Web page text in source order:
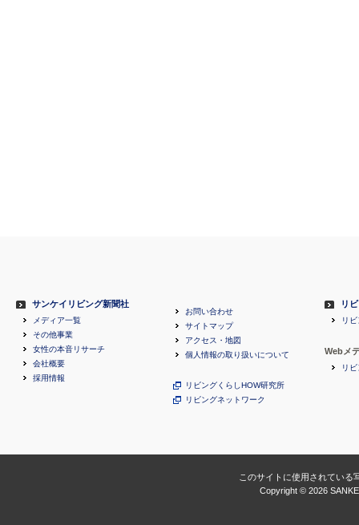
サンケイリビング新聞社
メディア一覧
その他事業
女性の本音リサーチ
会社概要
採用情報
お問い合わせ
サイトマップ
アクセス・地図
個人情報の取り扱いについて
リビングくらしHOW研究所
リビングネットワーク
リ
リ
Webメ
リ
このサイトに使用されている
Copyright © 2026